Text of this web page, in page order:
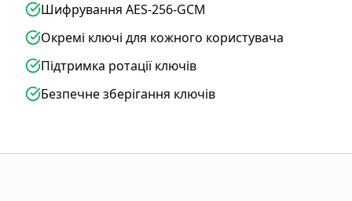
Шифрування AES-256-GCM
Окремі ключі для кожного користувача
Підтримка ротації ключів
Безпечне зберігання ключів